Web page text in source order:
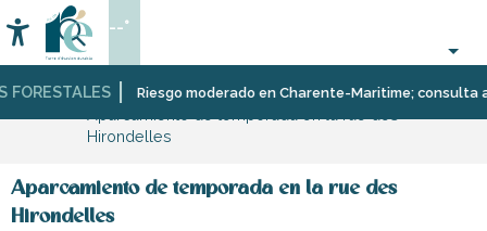
au
contenu
principal
Riesgo moderado en Charente-Maritime; consulta
Accessibilité
Buscar
--°
Página Web InfórmeseTiendasTiendas
Hirondelles
Aparcamiento de temporada en la rue des
Hirondelles